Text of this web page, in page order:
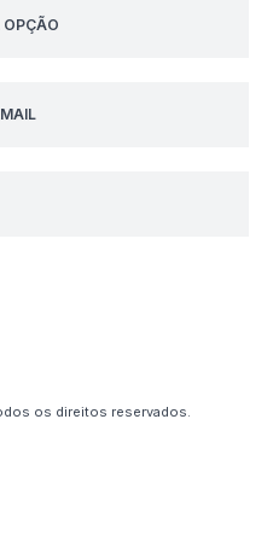
OPÇÃO
os direitos reservados.